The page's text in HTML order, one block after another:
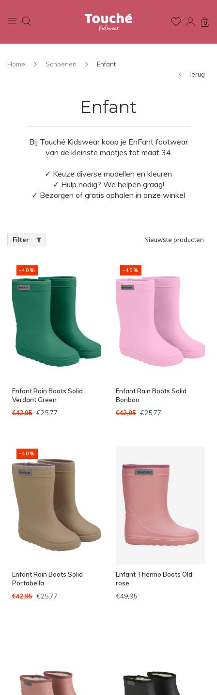
0
Home Schoenen
Enfant
Terug
Enfant
Bij Touché Kidswear koop je EnFant footwear
van de kleinste maatjes tot maat 34
✓ Keuze diverse modellen en kleuren
✓ Hulp nodig? We helpen graag!
✓ Bezorgen of gratis ophalen in onze winkel
Filter Nieuwste producten
-40%
Enfant Rain Boots Solid
Verdant Green
€42,95 €25,77
-40%
Enfant Rain Boots Solid
Bonbon
€42,95 €25,77
-40%
Enfant Rain Boots Solid
Portabella
€42,95 €25,77
Enfant Thermo Boots Old
rose
€49,95